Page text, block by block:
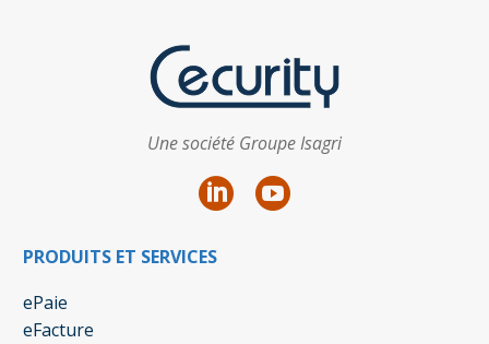
Une société Groupe Isagri
PRODUITS ET SERVICES
ePaie
eFacture